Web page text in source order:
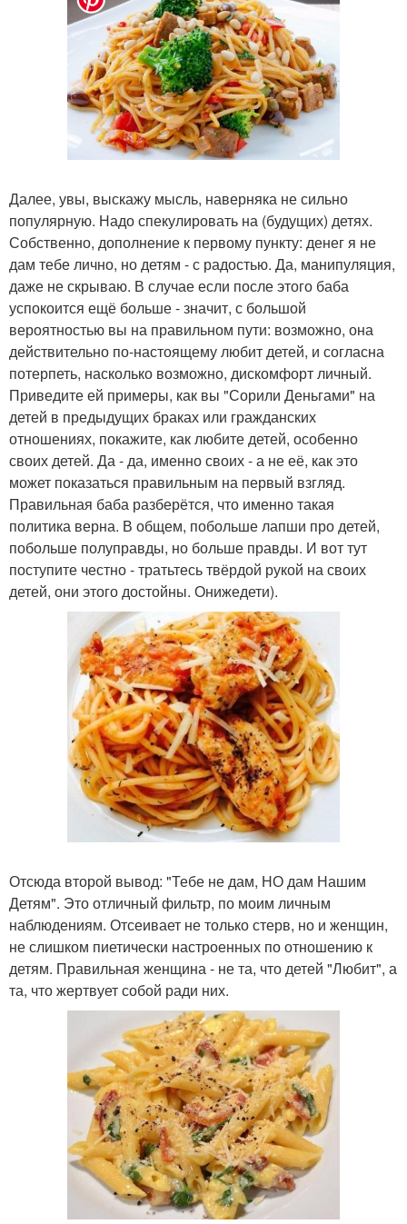
Далее, увы, выскажу мысль, наверняка не сильно
популярную. Надо спекулировать на (будущих) детях.
Собственно, дополнение к первому пункту: денег я не
дам тебе лично, но детям - с радостью. Да, манипуляция,
даже не скрываю. В случае если после этого баба
успокоится ещё больше - значит, с большой
вероятностью вы на правильном пути: возможно, она
действительно по-настоящему любит детей, и согласна
потерпеть, насколько возможно, дискомфорт личный.
Приведите ей примеры, как вы "Сорили Деньгами" на
детей в предыдущих браках или гражданских
отношениях, покажите, как любите детей, особенно
своих детей. Да - да, именно своих - а не её, как это
может показаться правильным на первый взгляд.
Правильная баба разберётся, что именно такая
политика верна. В общем, побольше лапши про детей,
побольше полуправды, но больше правды. И вот тут
поступите честно - тратьтесь твёрдой рукой на своих
детей, они этого достойны. Онижедети).
Отсюда второй вывод: "Тебе не дам, НО дам Нашим
Детям". Это отличный фильтр, по моим личным
наблюдениям. Отсеивает не только стерв, но и женщин,
не слишком пиетически настроенных по отношению к
детям. Правильная женщина - не та, что детей "Любит", а
та, что жертвует собой ради них.